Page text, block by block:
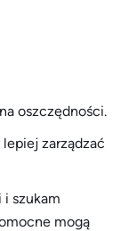
oszczędności.
zarządzać
i szukam
mogą